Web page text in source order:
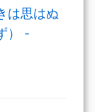
は思はぬ
） -